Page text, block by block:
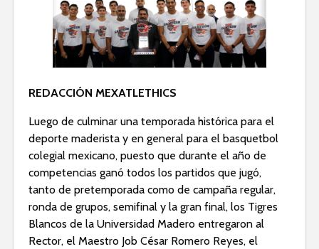
REDACCIÓN MEXATLETHICS
Luego de culminar una temporada histórica para el
deporte maderista y en general para el basquetbol
colegial mexicano, puesto que durante el año de
competencias ganó todos los partidos que jugó,
tanto de pretemporada como de campaña regular,
ronda de grupos, semifinal y la gran final, los Tigres
Blancos de la Universidad Madero entregaron al
Rector, el Maestro Job César Romero Reyes, el